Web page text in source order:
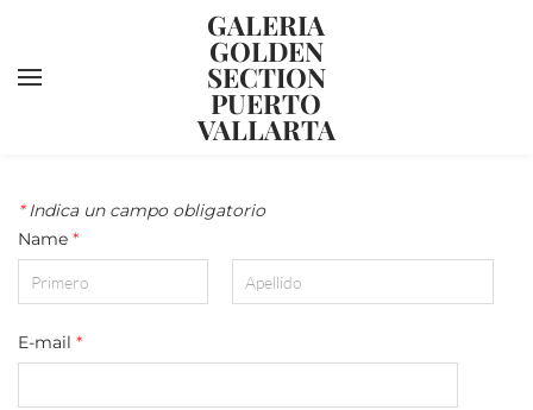
GALERIA
GOLDEN
SECTION
PUERTO
VALLARTA
HOME
ABOUT US
ARTISTS
KNOW HOW
*Indica un campo obligatorio
Name *
E-mail *